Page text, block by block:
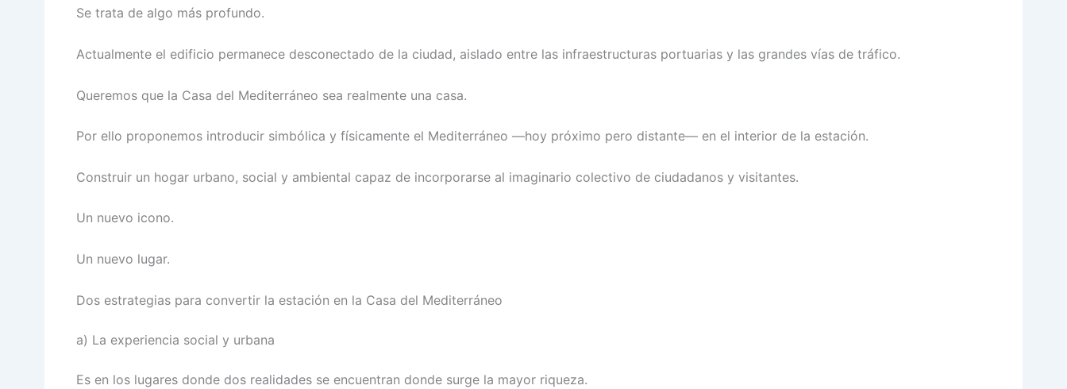
Se trata de algo más profundo.
Actualmente el edificio permanece desconectado de la ciudad, aislado entre las infraestructuras portuarias y las grandes vías de tráfico.
Queremos que la Casa del Mediterráneo sea realmente una casa.
Por ello proponemos introducir simbólica y físicamente el Mediterráneo —hoy próximo pero distante— en el interior de la estación.
Construir un hogar urbano, social y ambiental capaz de incorporarse al imaginario colectivo de ciudadanos y visitantes.
Un nuevo icono.
Un nuevo lugar.
Dos estrategias para convertir la estación en la Casa del Mediterráneo
a) La experiencia social y urbana
Es en los lugares donde dos realidades se encuentran donde surge la mayor riqueza.